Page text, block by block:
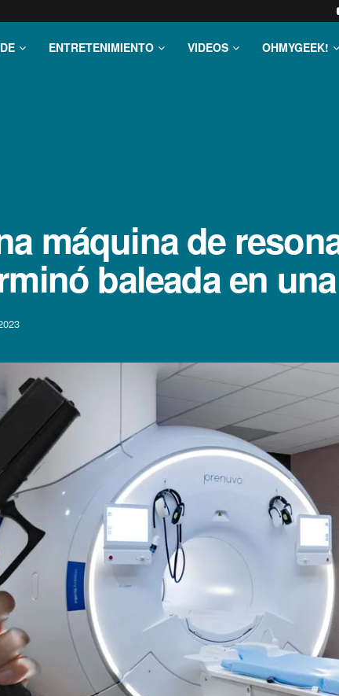
ENTRETENIMIENTO VIDEOS OHMYGEEK!
máquina de
baleada en